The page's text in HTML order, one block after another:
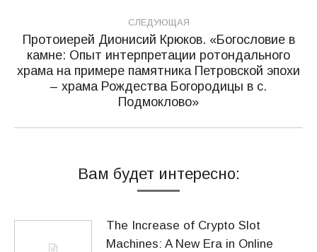
СЛЕДУЮЩАЯ
Следующая
запись:
Протоиерей Дионисий Крюков. «Богословие в
камне: Опыт интерпретации ротондального
храма на примере памятника Петровской эпохи
– храма Рождества Богородицы в с.
Подмоклово»
Вам будет интересно:
The Increase of Crypto Slot
Machines: A New Era in Online